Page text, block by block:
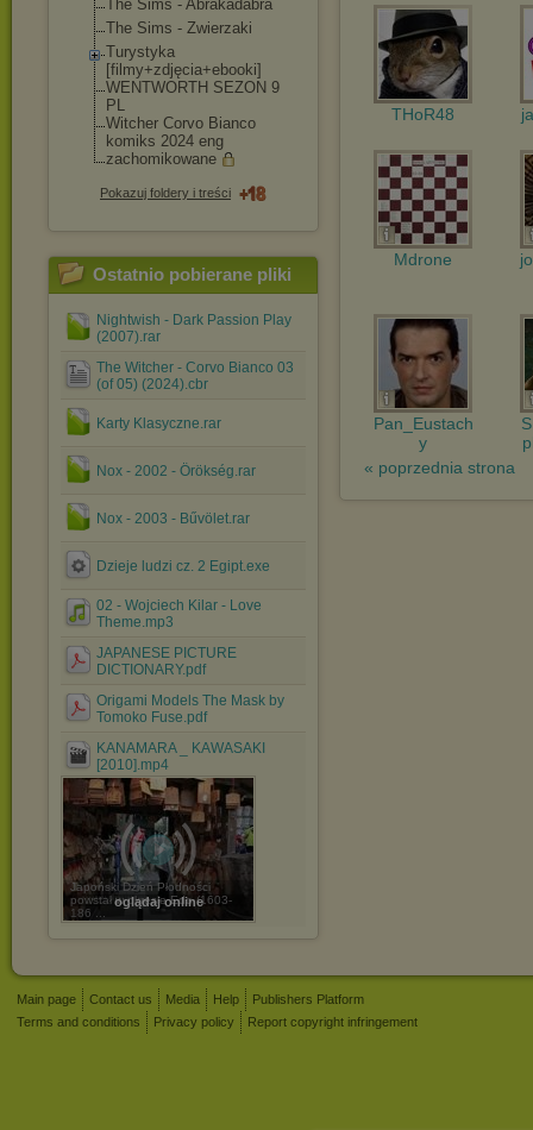
The Sims - Abrakadabra
The Sims - Zwierzaki
Turystyka
[filmy+zdjęcia+ebooki]
WENTWORTH SEZON 9
PL
Witcher Corvo Bianco
komiks 2024 eng
zachomikowane
Pokazuj foldery i treści
Ostatnio pobierane pliki
Nightwish - Dark Passion Play
(2007).rar
The Witcher - Corvo Bianco 03
(of 05) (2024).cbr
Karty Klasyczne.rar
Nox - 2002 - Örökség.rar
Nox - 2003 - Bűvölet.rar
Dzieje ludzi cz. 2 Egipt.exe
02 - Wojciech Kilar - Love
Theme.mp3
JAPANESE PICTURE
DICTIONARY.pdf
Origami Models The Mask by
Tomoko Fuse.pdf
KANAMARA _ KAWASAKI
[2010].mp4
oglądaj online
Japoński Dzień Płodności
powstał w okresie Edo (1603-
186 ...
THoR48
Mdrone
Pan_Eustach
y
« poprzednia strona
Main page Contact us Media Help
Publishers Platform
Terms and conditions
Privacy policy Report copyright infringement